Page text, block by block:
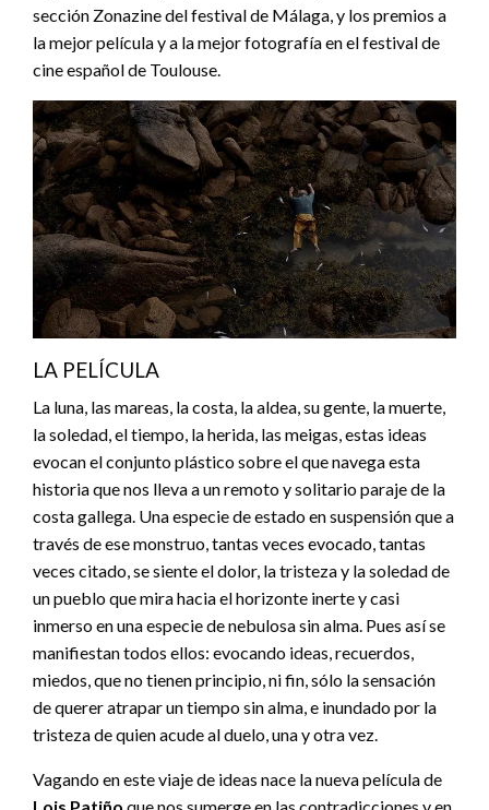
sección Zonazine del festival de Málaga, y los premios a
la mejor película y a la mejor fotografía en el festival de
cine español de Toulouse.
LA PELÍCULA
La luna, las mareas, la costa, la aldea, su gente, la muerte,
la soledad, el tiempo, la herida, las meigas, estas ideas
evocan el conjunto plástico sobre el que navega esta
historia que nos lleva a un remoto y solitario paraje de la
costa gallega. Una especie de estado en suspensión que a
través de ese monstruo, tantas veces evocado, tantas
veces citado, se siente el dolor, la tristeza y la soledad de
un pueblo que mira hacia el horizonte inerte y casi
inmerso en una especie de nebulosa sin alma. Pues así se
manifiestan todos ellos: evocando ideas, recuerdos,
miedos, que no tienen principio, ni fin, sólo la sensación
de querer atrapar un tiempo sin alma, e inundado por la
tristeza de quien acude al duelo, una y otra vez.
Vagando en este viaje de ideas nace la nueva película de